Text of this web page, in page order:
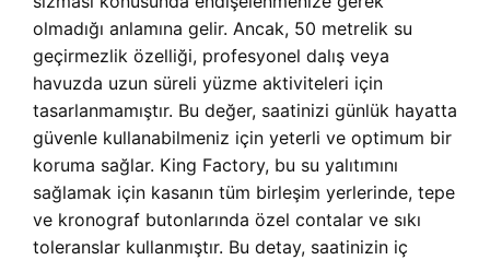
olmadığı anlamına gelir. Ancak, 50 metrelik su
geçirmezlik özelliği, profesyonel dalış veya
havuzda uzun süreli yüzme aktiviteleri için
tasarlanmamıştır. Bu değer, saatinizi günlük hayatta
güvenle kullanabilmeniz için yeterli ve optimum bir
koruma sağlar. King Factory, bu su yalıtımını
sağlamak için kasanın tüm birleşim yerlerinde, tepe
ve kronograf butonlarında özel contalar ve sıkı
toleranslar kullanmıştır. Bu detay, saatinizin iç